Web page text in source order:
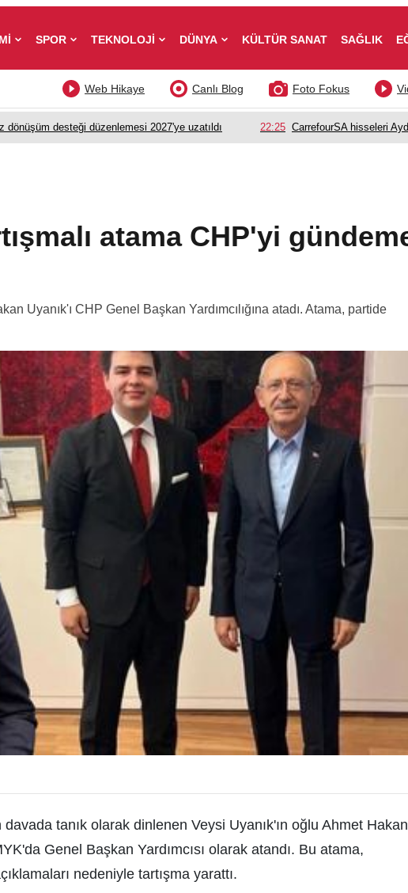
SPOR TEKNOLOJİ DÜNYA KÜLTÜR SANAT SAĞLIK
Foto Fokus
Canlı Blog
Web Hikaye
dönüşüm desteği düzenlemesi 2027'ye uzatıldı 22:25 CarrefourSA hisseleri
atama CHP'yi
Uyanık'ı CHP Genel Başkan Yardımcılığına atadı. Atama, partide
tanık olarak dinlenen Veysi Uyanık'ın oğlu Ahmet Hakan
Genel Başkan Yardımcısı olarak atandı. Bu atama,
nedeniyle tartışma yarattı.